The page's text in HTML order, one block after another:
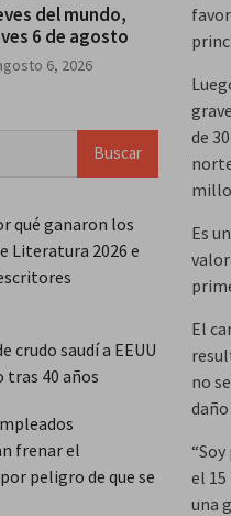
de
Es
El
no
daño
el
una
del mundo,
6 de agosto
6, 2026
qué ganaron los
Literatura 2026 e
crudo saudí a EEUU
tras 40 años
frenar el
peligro de que se